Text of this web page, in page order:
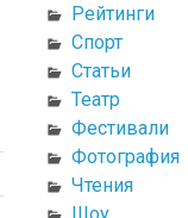
Рейтинги
Спорт
Статьи
Театр
Фестивали
Фотография
Чтения